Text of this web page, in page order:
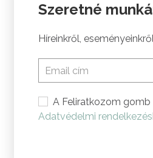
Szeretné
Híreinkről,
A Feliratkozom
Adatvédelmi